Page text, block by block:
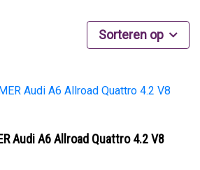
Sorteren op
Audi A6 Allroad Quattro 4.2 V8